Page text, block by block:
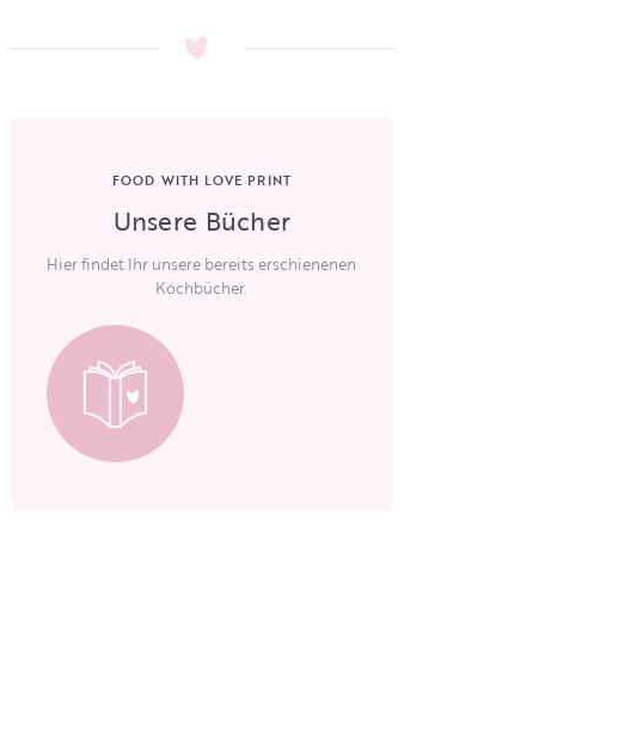
FOOD WITH LOVE PRINT
Unsere Bücher
Hier findet Ihr unsere bereits erschienenen
Kochbücher.